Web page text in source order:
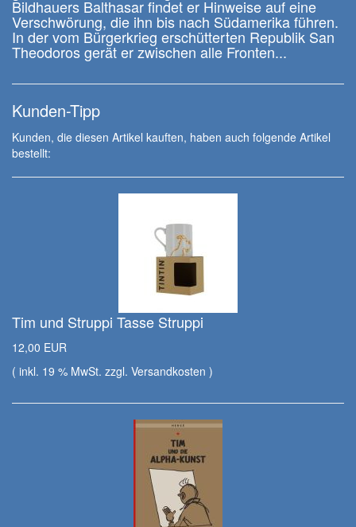
Bildhauers Balthasar findet er Hinweise auf eine
Verschwörung, die ihn bis nach Südamerika führen.
In der vom Bürgerkrieg erschütterten Republik San
Theodoros gerät er zwischen alle Fronten...
Kunden-Tipp
Kunden, die diesen Artikel kauften, haben auch folgende Artikel
bestellt:
Tim und Struppi Tasse Struppi
12,00 EUR
( inkl. 19 % MwSt. zzgl. Versandkosten )